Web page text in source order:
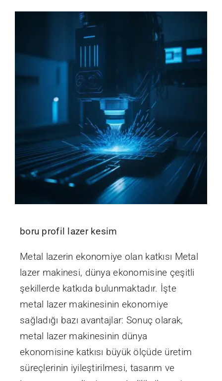
boru profil lazer kesim
Metal lazerin ekonomiye olan katkısı Metal
lazer makinesi, dünya ekonomisine çeşitli
şekillerde katkıda bulunmaktadır. İşte
metal lazer makinesinin ekonomiye
sağladığı bazı avantajlar: Sonuç olarak,
metal lazer makinesinin dünya
ekonomisine katkısı büyük ölçüde üretim
süreçlerinin iyileştirilmesi, tasarım ve